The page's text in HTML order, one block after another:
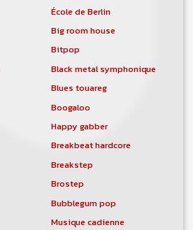
École de Berlin
Big room house
Bitpop
Black metal symphonique
Blues touareg
Boogaloo
Happy gabber
Breakbeat hardcore
Breakstep
Brostep
Bubblegum pop
Musique cadienne